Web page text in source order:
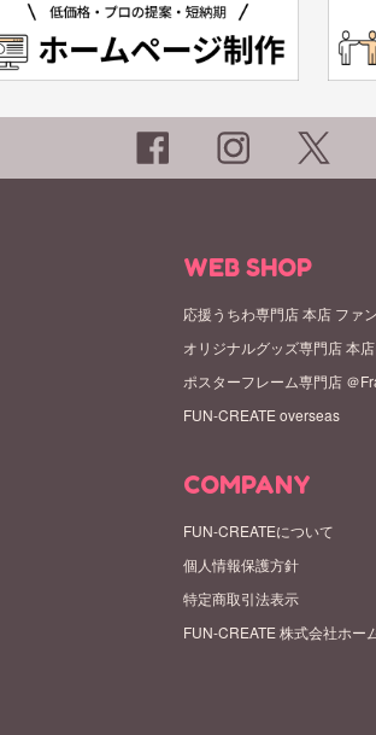
WEB SHOP
応援うちわ専門店 本店 ファ
オリジナルグッズ専門店 本
ポスターフレーム専門店 ＠
FUN-CREATE overseas
COMPANY
FUN-CREATEについて
個人情報保護方針
特定商取引法表示
FUN-CREATE 株式会社ホー